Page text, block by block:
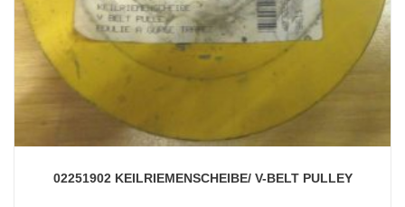
02251902 KEILRIEMENSCHEIBE/ V-BELT PULLEY